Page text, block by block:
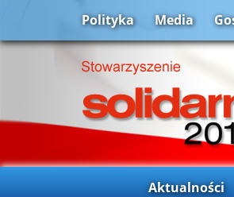
Polityka Media
Aktualności